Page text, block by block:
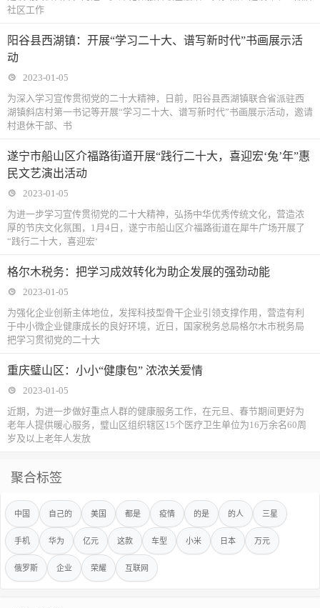
社区工作
阳谷县西湖镇：开展“学习二十大、谱写新时代”书画展示活
动
2023-01-05
为深入学习宣传贯彻党的二十大精神，日前，阳谷县西湖镇联合省派驻西
湖镇斜店村第一书记等开展“学习二十大、谱写新时代”书画展示活动，邀请
村退休干部、书
遂宁市船山区介福路街道开展“践行二十大，喜迎宏‘兔’年”惠
民文艺演出活动
2023-01-05
为进一步学习宣传贯彻党的二十大精神，弘扬中华优秀传统文化，营造浓
厚的节庆文化氛围，1月4日，遂宁市船山区介福路街道在犀牛广场开展了
“践行二十大，喜迎宏‘
格尔木税务：把学习成效转化为助企发展的强劲动能
2023-01-05
为强化企业创新主体地位，发挥科技型骨干企业引领支撑作用，营造有利
于中小微企业健康成长的良好环境，近日，国家税务总局格尔木市税务局
把学习贯彻党的二十大
重庆璧山区：小小“健康包” 浓浓关爱情
2023-01-05
近期，为进一步做好重点人群的健康服务工作，在元旦、春节期间更好为
老年人提供暖心服务，璧山区组织辖区15个医疗卫生单位为16万余名60周
岁及以上老年人发放
聚合标签
中国 自己的 美国 都是 疫情 的是 的人 三星
手机 华为 亿元 这款 车型 小米 日本 万元
俄罗斯 企业 荣耀 互联网